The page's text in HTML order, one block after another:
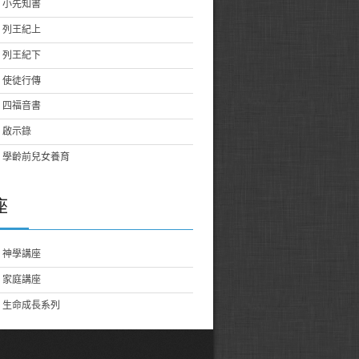
小先知書
列王紀上
列王紀下
使徒行傳
四福音書
啟示錄
學齡前兒女養育
神學講座
家庭講座
生命成長系列